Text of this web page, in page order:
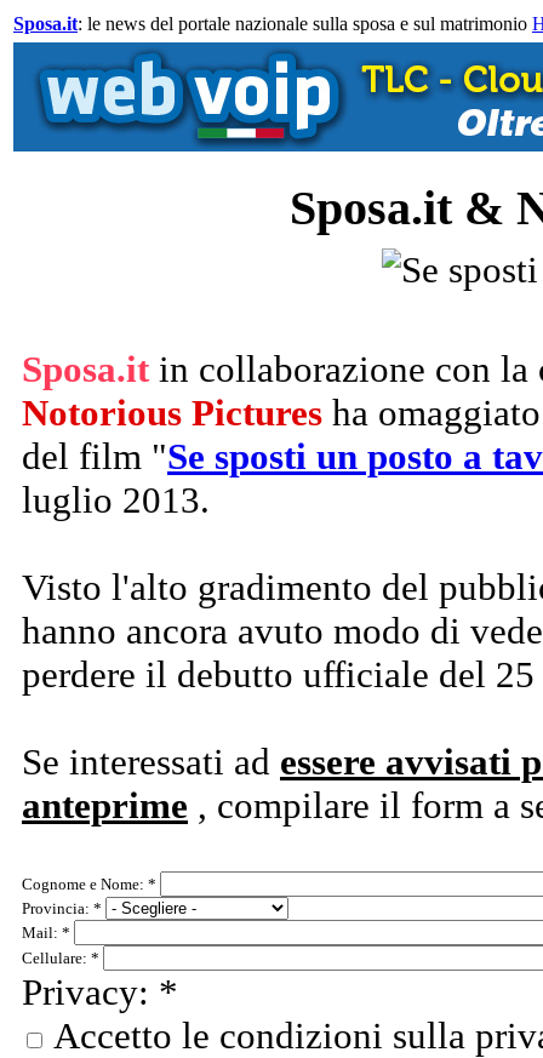
Sposa.it: le news del portale nazionale sulla sposa e sul matrimonio
Sposa.it &
Sposa.itin collaborazione con la
Notorious Pictures ha
del film "Se sposti un posto a
luglio 2013.
Visto l'alto gradimento del
hanno ancora avuto modo di
perdere il debutto ufficiale del
Se interessati ad essere avvisati
anteprime , compilare il form a
Cognome e Nome: *
Provincia: *
Mail: *
Cellulare: *
Privacy: *
Accetto le condizioni sulla